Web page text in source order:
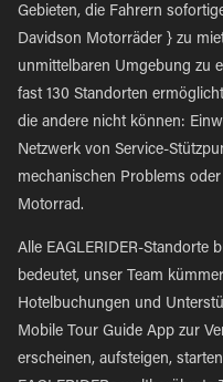
Gebieten, die Fahrern
Davidson Motorräder } zu
unmittelbaren Umgebung zu
fast 130 Standorten
die andere nicht können:
Netzwerk von Service-
mechanischen Problems
Motorrad.
Alle EAGLERIDER-Standorte
bedeutet, unser Team
Hotelbuchungen und
Mobile Tour Guide App zur
erscheinen, aufsteigen,